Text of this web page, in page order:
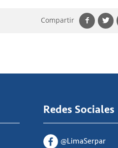
Compartir
Redes Sociales
@LimaSerpar